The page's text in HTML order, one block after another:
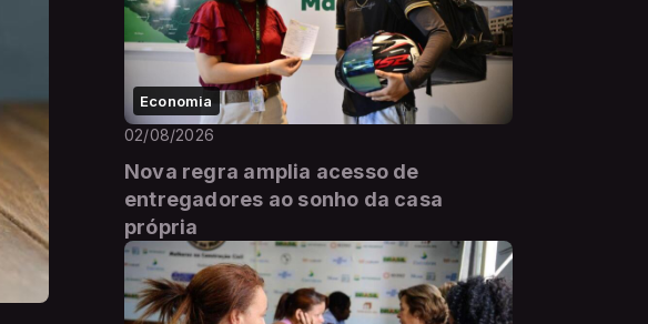
Economia
02/08/2026
Nova regra amplia acesso de
entregadores ao sonho da casa
própria